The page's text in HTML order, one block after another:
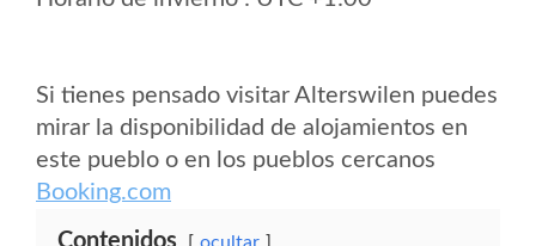
Si tienes pensado visitar Alterswilen puedes
mirar la disponibilidad de alojamientos en
este pueblo o en los pueblos cercanos
Booking.com
Contenidos